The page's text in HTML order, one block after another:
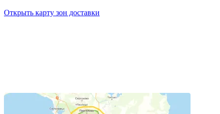
Открыть карту зон доставки